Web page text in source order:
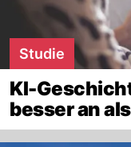
Studie
KI-
besser an